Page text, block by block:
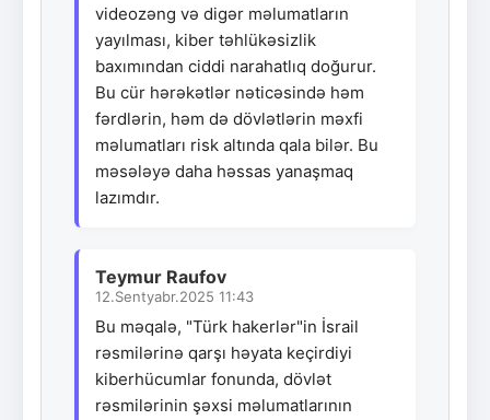
videozəng və digər məlumatların
yayılması, kiber təhlükəsizlik
baxımından ciddi narahatlıq doğurur.
Bu cür hərəkətlər nəticəsində həm
fərdlərin, həm də dövlətlərin məxfi
məlumatları risk altında qala bilər. Bu
məsələyə daha həssas yanaşmaq
lazımdır.
Teymur Raufov
12.Sentyabr.2025 11:43
Bu məqalə, "Türk hakerlər"in İsrail
rəsmilərinə qarşı həyata keçirdiyi
kiberhücumlar fonunda, dövlət
rəsmilərinin şəxsi məlumatlarının